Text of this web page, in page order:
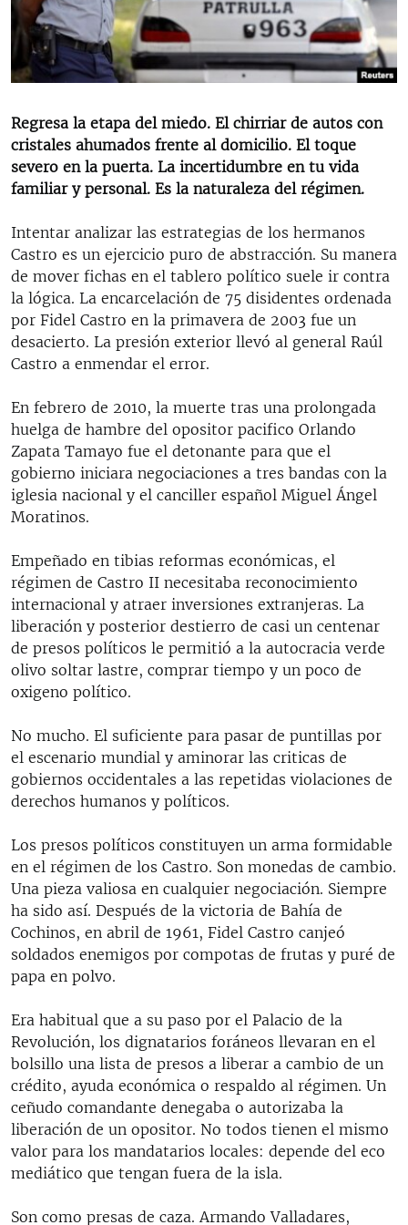
RADIO MARTÍ
ESPECIALES
ESPECIALES
LA REALIDAD DE LA VIVIENDA EN CUBA
SER VIEJO EN CUBA
KENTU-CUBANO
DESINFORMACIÓN RUSA EN AMÉRICA LATINA
LA INVASIÓN DE RUSIA A UCRANIA
MULTIMEDIA
EDITORIALES
SÍGUENOS
Regresa la etapa del miedo. El chirriar de autos con
cristales ahumados frente al domicilio. El toque
severo en la puerta. La incertidumbre en tu vida
familiar y personal. Es la naturaleza del régimen.
Intentar analizar las estrategias de los hermanos
Castro es un ejercicio puro de abstracción. Su manera
de mover fichas en el tablero político suele ir contra
la lógica. La encarcelación de 75 disidentes ordenada
por Fidel Castro en la primavera de 2003 fue un
desacierto. La presión exterior llevó al general Raúl
Castro a enmendar el error.
En febrero de 2010, la muerte tras una prolongada
huelga de hambre del opositor pacifico Orlando
Zapata Tamayo fue el detonante para que el
gobierno iniciara negociaciones a tres bandas con la
iglesia nacional y el canciller español Miguel Ángel
Moratinos.
Empeñado en tibias reformas económicas, el
régimen de Castro II necesitaba reconocimiento
internacional y atraer inversiones extranjeras. La
liberación y posterior destierro de casi un centenar
de presos políticos le permitió a la autocracia verde
olivo soltar lastre, comprar tiempo y un poco de
oxigeno político.
No mucho. El suficiente para pasar de puntillas por
el escenario mundial y aminorar las criticas de
gobiernos occidentales a las repetidas violaciones de
derechos humanos y políticos.
Los presos políticos constituyen un arma formidable
en el régimen de los Castro. Son monedas de cambio.
Una pieza valiosa en cualquier negociación. Siempre
ha sido así. Después de la victoria de Bahía de
Cochinos, en abril de 1961, Fidel Castro canjeó
soldados enemigos por compotas de frutas y puré de
papa en polvo.
Era habitual que a su paso por el Palacio de la
Revolución, los dignatarios foráneos llevaran en el
bolsillo una lista de presos a liberar a cambio de un
crédito, ayuda económica o respaldo al régimen. Un
ceñudo comandante denegaba o autorizaba la
liberación de un opositor. No todos tienen el mismo
valor para los mandatarios locales: depende del eco
mediático que tengan fuera de la isla.
Son como presas de caza. Armando Valladares,